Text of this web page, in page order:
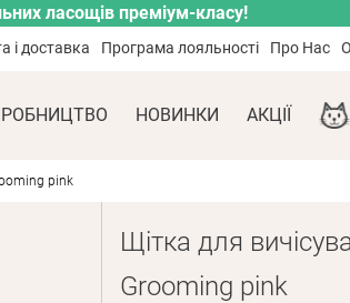
ласощів преміум-класу!
і доставка Програма лояльності Про Нас
НОВИНКИ АКЦІЇ
pink
Щітка для
Grooming pink